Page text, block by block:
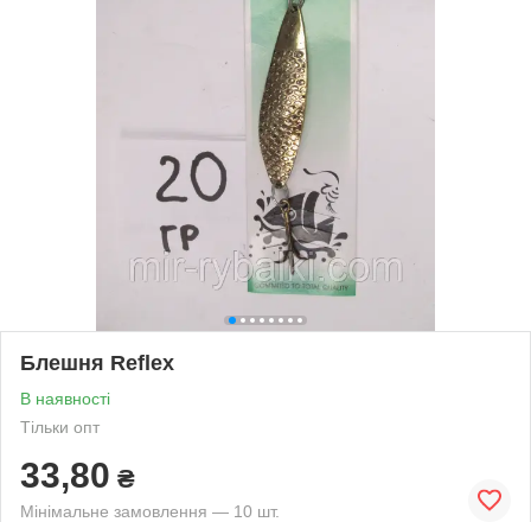
Блешня Reflex
В наявності
Тільки опт
33,80 ₴
Мінімальне замовлення — 10 шт.